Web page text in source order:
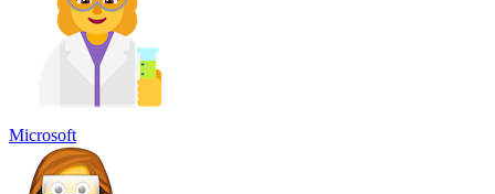
Microsoft